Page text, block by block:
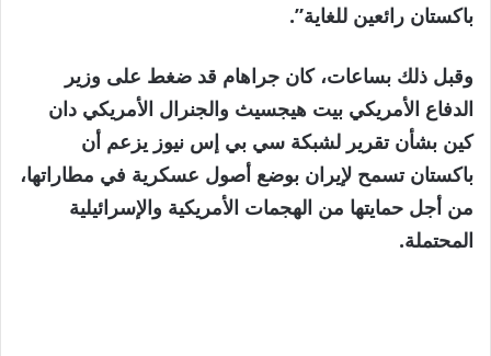
باكستان رائعين للغاية”.
وقبل ذلك بساعات، كان جراهام قد ضغط على وزير
الدفاع الأمريكي بيت هيجسيث والجنرال الأمريكي دان
كين بشأن تقرير لشبكة سي بي إس نيوز يزعم أن
باكستان تسمح لإيران بوضع أصول عسكرية في مطاراتها،
من أجل حمايتها من الهجمات الأمريكية والإسرائيلية
المحتملة.